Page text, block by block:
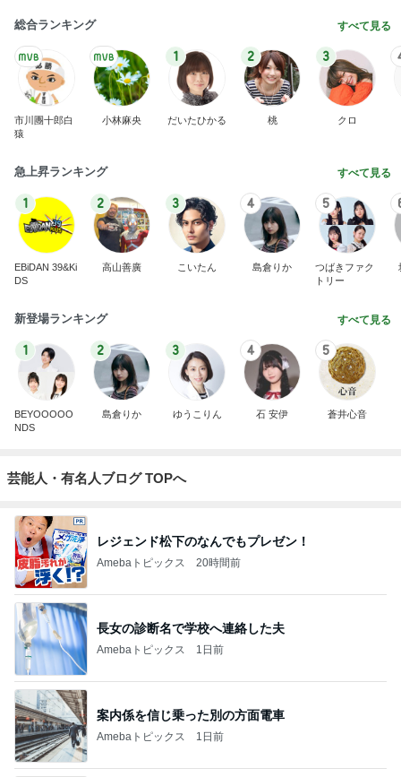
総合ランキング すべて見る
市川團十郎白
猿
小林麻央
1
だいたひかる
2
桃
3
クロ
急上昇ランキング すべて見る
1
EBiDAN 39&Ki
DS
2
高山善廣
3
こいたん
4
島倉りか
5
つばきファク
トリー
新登場ランキング すべて見る
1
BEYOOOOO
NDS
2
島倉りか
3
ゆうこりん
4
石 安伊
5
蒼井心音
芸能人・有名人ブログ TOPへ
レジェンド松下のなんでもプレゼン！
Amebaトピックス 20時間前
長女の診断名で学校へ連絡した夫
Amebaトピックス 1日前
案内係を信じ乗った別の方面電車
Amebaトピックス 1日前